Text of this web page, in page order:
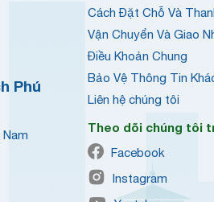
Phú
Cách Đặt Chỗ Và
Vận Chuyển Và Giao
Điều Khoản Chung
Bảo Vệ Thông Tin
Liên hệ chúng tôi
Theo dõi chúng tôi
Facebook
Instagram